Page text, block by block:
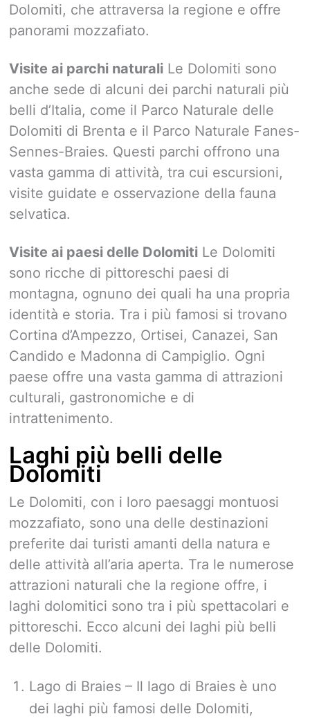
Dolomiti, che attraversa la regione e offre
panorami mozzafiato.
Visite ai parchi naturali Le Dolomiti sono
anche sede di alcuni dei parchi naturali più
belli d’Italia, come il Parco Naturale delle
Dolomiti di Brenta e il Parco Naturale Fanes-
Sennes-Braies. Questi parchi offrono una
vasta gamma di attività, tra cui escursioni,
visite guidate e osservazione della fauna
selvatica.
Visite ai paesi delle Dolomiti Le Dolomiti
sono ricche di pittoreschi paesi di
montagna, ognuno dei quali ha una propria
identità e storia. Tra i più famosi si trovano
Cortina d’Ampezzo, Ortisei, Canazei, San
Candido e Madonna di Campiglio. Ogni
paese offre una vasta gamma di attrazioni
culturali, gastronomiche e di
intrattenimento.
Laghi più belli delle
Dolomiti
Le Dolomiti, con i loro paesaggi montuosi
mozzafiato, sono una delle destinazioni
preferite dai turisti amanti della natura e
delle attività all’aria aperta. Tra le numerose
attrazioni naturali che la regione offre, i
laghi dolomitici sono tra i più spettacolari e
pittoreschi. Ecco alcuni dei laghi più belli
delle Dolomiti.
Lago di Braies – Il lago di Braies è uno
dei laghi più famosi delle Dolomiti,